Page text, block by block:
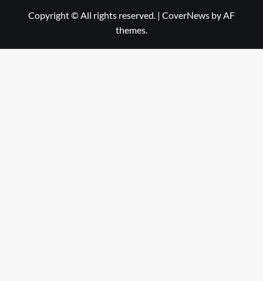
Copyright © All rights reserved. | CoverNews by AF
themes.